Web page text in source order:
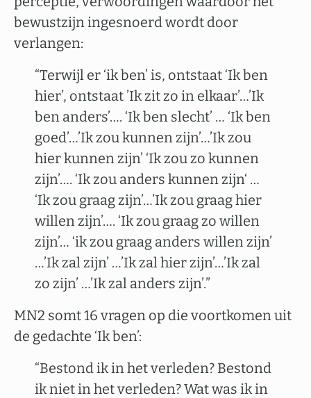
bewustzijn ingesnoerd wordt door
verlangen:
“Terwijl er ‘ik ben’ is, ontstaat ‘Ik ben
hier’, ontstaat ’Ik zit zo in elkaar’…’Ik
ben anders’…. ‘Ik ben slecht’ … ‘Ik ben
goed’…’Ik zou kunnen zijn’…’Ik zou
hier kunnen zijn’ ‘Ik zou zo kunnen
zijn’…. ‘Ik zou anders kunnen zijn‘ …
‘Ik zou graag zijn’…’Ik zou graag hier
willen zijn’…. ‘Ik zou graag zo willen
zijn’… ‘ik zou graag anders willen zijn’
…’Ik zal zijn’ …’Ik zal hier zijn’…’Ik zal
zo zijn’ …’Ik zal anders zijn’.”
MN2 somt 16 vragen op die voortkomen uit
de gedachte ‘Ik ben’:
“Bestond ik in het verleden? Bestond
ik niet in het verleden? Wat was ik in